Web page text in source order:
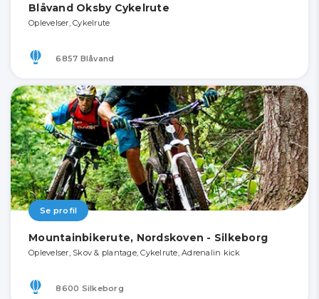
Blåvand Oksby Cykelrute
Oplevelser, Cykelrute
6857 Blåvand
Se profil
Mountainbikerute, Nordskoven - Silkeborg
Oplevelser, Skov & plantage, Cykelrute, Adrenalin kick
8600 Silkeborg